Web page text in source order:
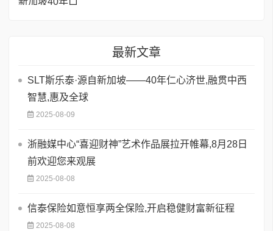
最新文章
SLT斯乐泰·源自新加坡——40年仁心济世,融贯中西
智慧,惠及全球
2025-08-09
浙融媒中心“喜迎财神”艺术作品展拉开帷幕,8月28日
前欢迎您来观展
2025-08-08
信泰保险如意恒享两全保险,开启稳健财富新征程
2025-08-08